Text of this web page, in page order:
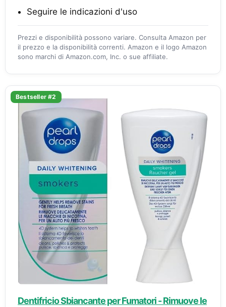
Seguire le indicazioni d'uso
Prezzi e disponibilità possono variare. Consulta Amazon per
il prezzo e la disponibilità correnti. Amazon e il logo Amazon
sono marchi di Amazon.com, Inc. o sue affiliate.
Bestseller #2
Dentifricio Sbiancante per Fumatori - Rimuove le